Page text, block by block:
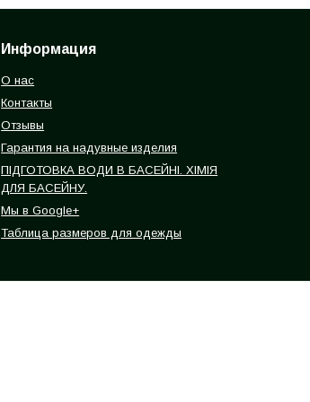
Информация
О нас
Контакты
Отзывы
Гарантия на надувные изделия
ПІДГОТОВКА ВОДИ В БАСЕЙНІ. ХІМІЯ
ДЛЯ БАСЕЙНУ.
Мы в Google+
Таблица размеров для одежды